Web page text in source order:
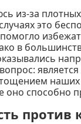
из-за
это
в
наших
оно способно
против